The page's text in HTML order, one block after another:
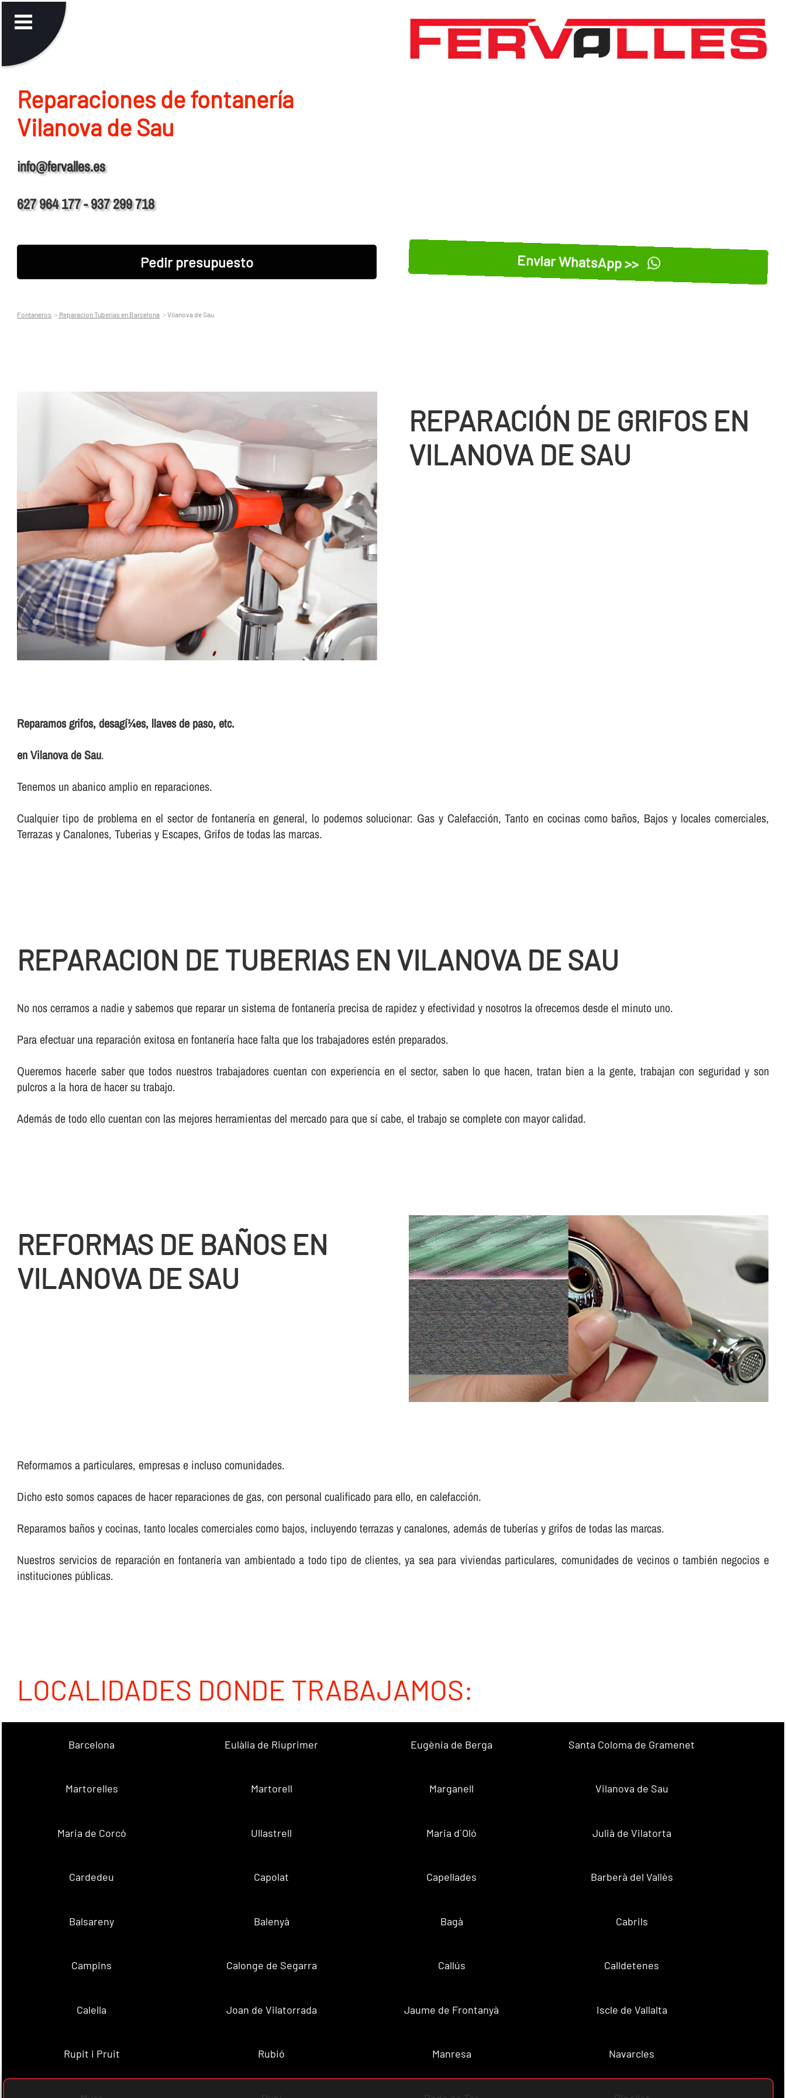
Reparaciones de fontanerí­a
Vilanova de Sau
info@fervalles.es
627 964 177 - 937 299 718
Pedir presupuesto Enviar WhatsApp >>
Fontaneros Reparacion Tuberias en Barcelona Vilanova de Sau
REPARACIÓN DE GRIFOS EN
VILANOVA DE SAU
Reparamos grifos, desagí¼es, llaves de paso, etc.
en Vilanova de Sau.
Tenemos un abanico amplio en reparaciones.
Cualquier tipo de problema en el sector de fontanerí­a en general, lo podemos solucionar: Gas y Calefacción, Tanto en cocinas como baños, Bajos y locales comerciales,
Terrazas y Canalones, Tuberias y Escapes, Grifos de todas las marcas.
REPARACION DE TUBERIAS EN VILANOVA DE SAU
No nos cerramos a nadie y sabemos que reparar un sistema de fontanerí­a precisa de rapidez y efectividad y nosotros la ofrecemos desde el minuto uno.
Para efectuar una reparación exitosa en fontanerí­a hace falta que los trabajadores estén preparados.
Queremos hacerle saber que todos nuestros trabajadores cuentan con experiencia en el sector, saben lo que hacen, tratan bien a la gente, trabajan con seguridad y son
pulcros a la hora de hacer su trabajo.
Además de todo ello cuentan con las mejores herramientas del mercado para que sí­ cabe, el trabajo se complete con mayor calidad.
REFORMAS DE BAÑOS EN
VILANOVA DE SAU
Reformamos a particulares, empresas e incluso comunidades.
Dicho esto somos capaces de hacer reparaciones de gas, con personal cualificado para ello, en calefacción.
Reparamos baños y cocinas, tanto locales comerciales como bajos, incluyendo terrazas y canalones, además de tuberí­as y grifos de todas las marcas.
Nuestros servicios de reparación en fontanerí­a van ambientado a todo tipo de clientes, ya sea para viviendas particulares, comunidades de vecinos o también negocios e
instituciones públicas.
LOCALIDADES DONDE TRABAJAMOS:
Barcelona Eulàlia de Riuprimer Eugènia de Berga Santa Coloma de Gramenet
Martorelles Martorell Marganell Vilanova de Sau
Maria de Corcó Ullastrell Maria d´Oló Julià de Vilatorta
Cardedeu Capolat Capellades Barberà del Vallès
Balsareny Balenyà Bagà Cabrils
Campins Calonge de Segarra Callús Calldetenes
Calella Joan de Vilatorrada Jaume de Frontanyà Iscle de Vallalta
Rupit i Pruit Rubió Manresa Navarcles